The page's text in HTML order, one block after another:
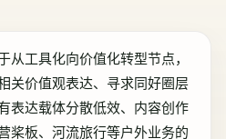
从工具化向价值化转型节点，
关价值观表达、寻求同好圈层
表达载体分散低效、内容创作
桨板、河流旅行等户外业务的